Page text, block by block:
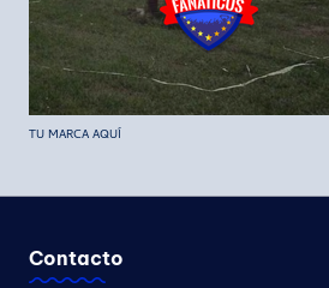
TU MARCA AQUÍ
Contacto